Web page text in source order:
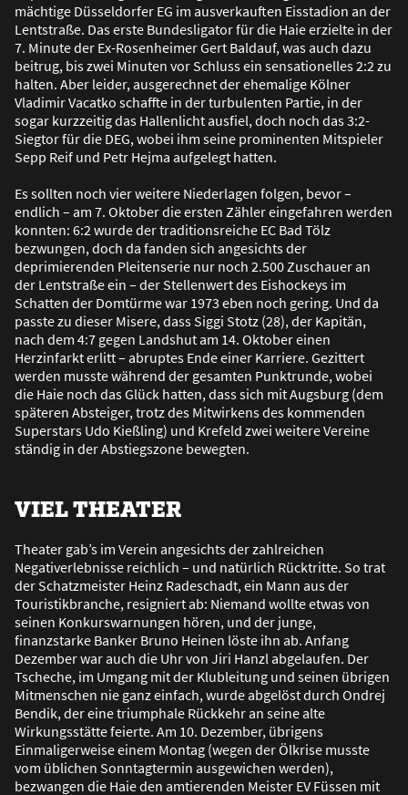
mächtige Düsseldorfer EG im ausverkauften Eisstadion an der
Lentstraße. Das erste Bundesligator für die Haie erzielte in der
7. Minute der Ex-Rosenheimer Gert Baldauf, was auch dazu
beitrug, bis zwei Minuten vor Schluss ein sensationelles 2:2 zu
halten. Aber leider, ausgerechnet der ehemalige Kölner
Vladimir Vacatko schaffte in der turbulenten Partie, in der
sogar kurzzeitig das Hallenlicht ausfiel, doch noch das 3:2-
Siegtor für die DEG, wobei ihm seine prominenten Mitspieler
Sepp Reif und Petr Hejma aufgelegt hatten.
Es sollten noch vier weitere Niederlagen folgen, bevor –
endlich – am 7. Oktober die ersten Zähler eingefahren werden
konnten: 6:2 wurde der traditionsreiche EC Bad Tölz
bezwungen, doch da fanden sich angesichts der
deprimierenden Pleitenserie nur noch 2.500 Zuschauer an
der Lentstraße ein – der Stellenwert des Eishockeys im
Schatten der Domtürme war 1973 eben noch gering. Und da
passte zu dieser Misere, dass Siggi Stotz (28), der Kapitän,
nach dem 4:7 gegen Landshut am 14. Oktober einen
Herzinfarkt erlitt – abruptes Ende einer Karriere. Gezittert
werden musste während der gesamten Punktrunde, wobei
die Haie noch das Glück hatten, dass sich mit Augsburg (dem
späteren Absteiger, trotz des Mitwirkens des kommenden
Superstars Udo Kießling) und Krefeld zwei weitere Vereine
ständig in der Abstiegszone bewegten.
VIEL THEATER
Theater gab’s im Verein angesichts der zahlreichen
Negativerlebnisse reichlich – und natürlich Rücktritte. So trat
der Schatzmeister Heinz Radeschadt, ein Mann aus der
Touristikbranche, resigniert ab: Niemand wollte etwas von
seinen Konkurswarnungen hören, und der junge,
finanzstarke Banker Bruno Heinen löste ihn ab. Anfang
Dezember war auch die Uhr von Jiri Hanzl abgelaufen. Der
Tscheche, im Umgang mit der Klubleitung und seinen übrigen
Mitmenschen nie ganz einfach, wurde abgelöst durch Ondrej
Bendik, der eine triumphale Rückkehr an seine alte
Wirkungsstätte feierte. Am 10. Dezember, übrigens
Einmaligerweise einem Montag (wegen der Ölkrise musste
vom üblichen Sonntagtermin ausgewichen werden),
bezwangen die Haie den amtierenden Meister EV Füssen mit